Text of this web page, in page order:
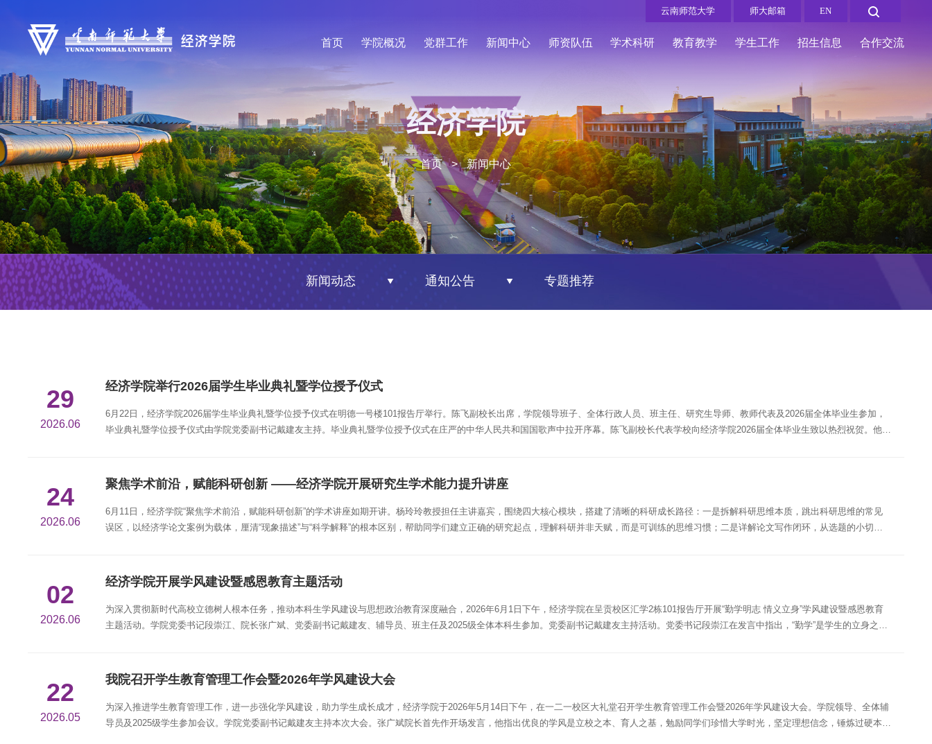
云南师范大学 师大邮箱 EN
首页 学院概况 党群工作 新闻中心 师资队伍 学术科研 教育教学 学生工作 招生信息 合作交流
经济学院
首页 > 新闻中心
新闻动态 通知公告 专题推荐
29
2026.06
经济学院举行2026届学生毕业典礼暨学位授予仪式
6月22日，经济学院2026届学生毕业典礼暨学位授予仪式在明德一号楼101报告厅举行。陈飞副校长出席，学院领导班子、全体行政人员、班主任、研究生导师、教师代表及2026届全体毕业生参加，
毕业典礼暨学位授予仪式由学院党委副书记戴建友主持。毕业典礼暨学位授予仪式在庄严的中华人民共和国国歌声中拉开序幕。陈飞副校长代表学校向经济学院2026届全体毕业生致以热烈祝贺。他以
24
2026.06
聚焦学术前沿，赋能科研创新 ——经济学院开展研究生学术能力提升讲座
6月11日，经济学院“聚焦学术前沿，赋能科研创新”的学术讲座如期开讲。杨玲玲教授担任主讲嘉宾，围绕四大核心模块，搭建了清晰的科研成长路径：一是拆解科研思维本质，跳出科研思维的常见
误区，以经济学论文案例为载体，厘清“现象描述”与“科学解释”的根本区别，帮助同学们建立正确的研究起点，理解科研并非天赋，而是可训练的思维习惯；二是详解论文写作闭环，从选题的小切口
02
2026.06
经济学院开展学风建设暨感恩教育主题活动
为深入贯彻新时代高校立德树人根本任务，推动本科生学风建设与思想政治教育深度融合，2026年6月1日下午，经济学院在呈贡校区汇学2栋101报告厅开展“勤学明志 情义立身”学风建设暨感恩教育
主题活动。学院党委书记段崇江、院长张广斌、党委副书记戴建友、辅导员、班主任及2025级全体本科生参加。党委副书记戴建友主持活动。党委书记段崇江在发言中指出，“勤学”是学生的立身之
22
2026.05
我院召开学生教育管理工作会暨2026年学风建设大会
为深入推进学生教育管理工作，进一步强化学风建设，助力学生成长成才，经济学院于2026年5月14日下午，在一二一校区大礼堂召开学生教育管理工作会暨2026年学风建设大会。学院领导、全体辅
导员及2025级学生参加会议。学院党委副书记戴建友主持本次大会。张广斌院长首先作开场发言，他指出优良的学风是立校之本、育人之基，勉励同学们珍惜大学时光，坚定理想信念，锤炼过硬本